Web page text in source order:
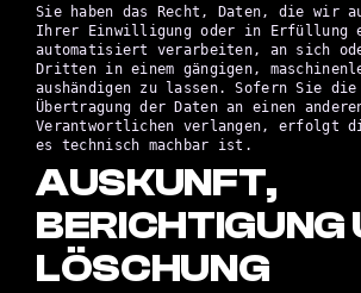
Sie haben das Recht, Daten, die wir
Ihrer Einwilligung oder in Erfüllung
automatisiert verarbeiten, an sich
Dritten in einem gängigen,
aushändigen zu lassen. Sofern Sie
Übertragung der Daten an einen
Verantwortlichen verlangen, erfolgt
es technisch machbar ist.
AUSKUNFT,
BERICHTIGUNG
LÖSCHUNG